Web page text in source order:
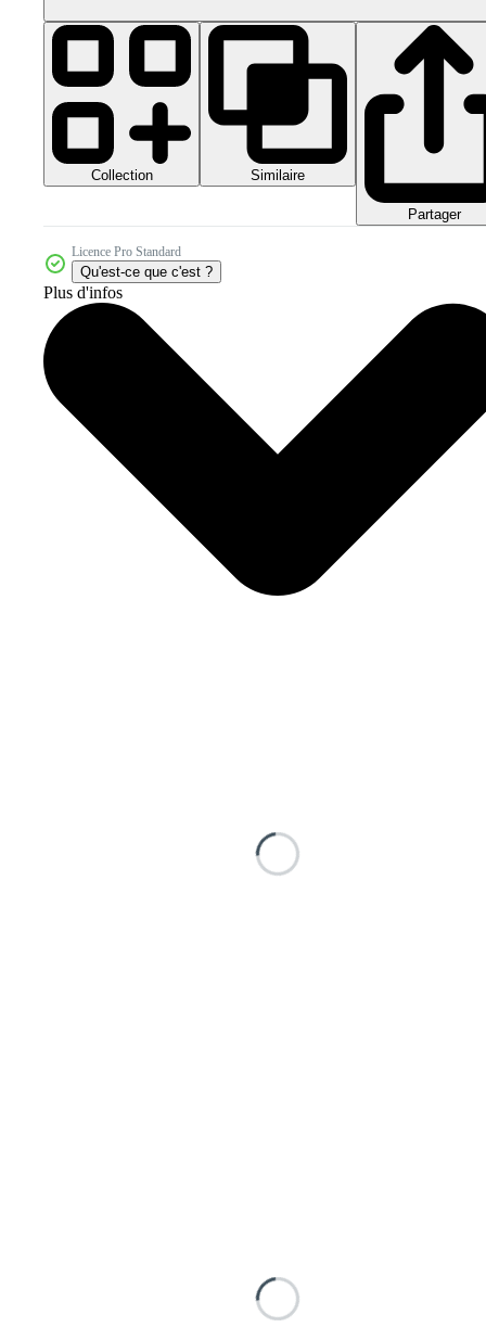
Collection Similaire
Partager
Licence Pro Standard
Qu'est-ce que c'est ?
Plus d'infos